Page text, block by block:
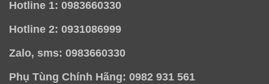
Hotline 1: 0983660330
Hotline 2: 0931086999
Zalo, sms: 0983660330
Phụ Tùng Chính Hãng: 0982 931 561